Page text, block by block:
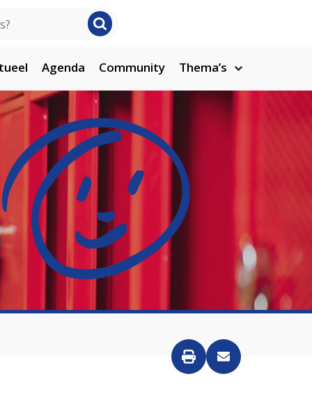
Agenda Community Thema’s